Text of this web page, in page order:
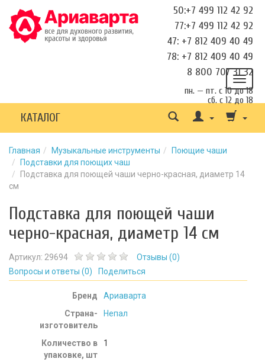
50:+7 499 112 42 92
77:+7 499 112 42 92
47: +7 812 409 40 49
78: +7 812 409 40 49
8 800 707 31 32
пн. — пт. с 10 до 18
сб. с 12 до 18
КАТАЛОГ
Главная Музыкальные инструменты
Поющие чаши
Подставки для поющих чаш
Подставка для поющей чаши черно-красная, диаметр 14
см
Подставка для поющей чаши
черно-красная, диаметр 14 см
Артикул: 29694 Отзывы (0)
Вопросы и ответы (0) Поделиться
Бренд
Ариаварта
Страна-
изготовитель
Непал
Количество в
упаковке, шт
1